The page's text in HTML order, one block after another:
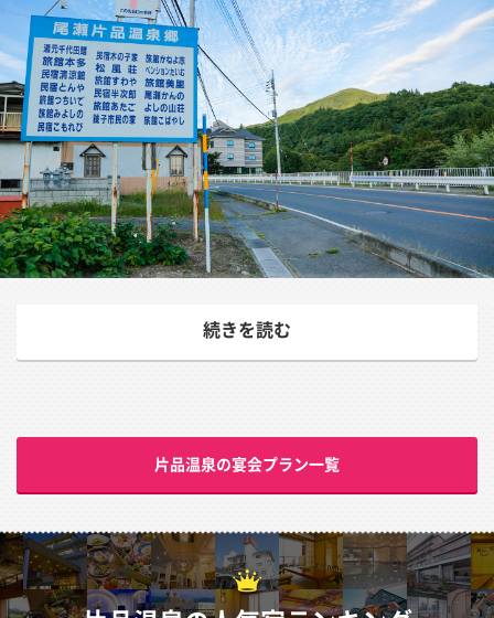
”古湯”とうたわれる片品温泉、レジャースポットも豊富
120号線を日光方面へと向かい、鎌田から尾瀬へ向かう沼
田街道（401号線）を進むこと約5キロメートルのところ
にあり、片品川に沿って走る街道沿いに温泉宿が点在して
その昔は「新井の湯」と呼ばれ、“湯沢薬師あり、新井か
ら湯出る”と言われた記録も残る古湯です。昭和58年には
続きを読む
片品温泉の宴会プラン一覧